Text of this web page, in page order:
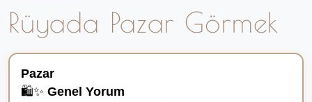
Rüyada Pazar Görmek
Pazar
🛍️✨ Genel Yorum